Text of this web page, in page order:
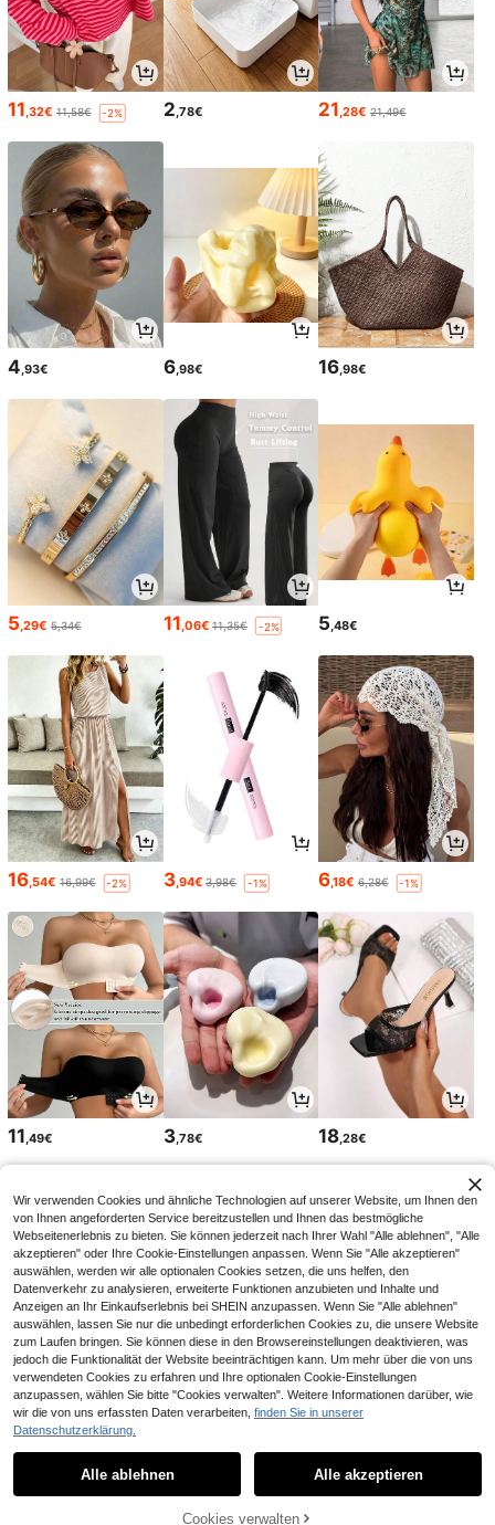
1
11,32€ 11,58€ -2% 2,78€ 21,28€ 21,49€
4 ,93€ 6,98€ 16 ,98€
5,29€ 5,34€ 11,06€ 11,35€ -2% 5,48€
16,54€ 16,99€ -2% 3,94€ 3,98€ -1% 6,18€ 6,28€ -1%
11,49€ 3,78€ 18,28€
14,99€ 5,03€ 4 ,00€4,05€ -1%
Wir verwenden Cookies und ähnliche Technologien auf unserer Website, um Ihnen den
von Ihnen angeforderten Service bereitzustellen und Ihnen das bestmögliche
Webseitenerlebnis zu bieten. Sie können jederzeit nach Ihrer Wahl "Alle ablehnen", "Alle
akzeptieren" oder Ihre Cookie-Einstellungen anpassen. Wenn Sie "Alle akzeptieren"
auswählen, werden wir alle optionalen Cookies setzen, die uns helfen, den
Datenverkehr zu analysieren, erweiterte Funktionen anzubieten und Inhalte und
Anzeigen an Ihr Einkaufserlebnis bei SHEIN anzupassen. Wenn Sie "Alle ablehnen"
auswählen, lassen Sie nur die unbedingt erforderlichen Cookies zu, die unsere Website
zum Laufen bringen. Sie können diese in den Browsereinstellungen deaktivieren, was
jedoch die Funktionalität der Website beeinträchtigen kann. Um mehr über die von uns
verwendeten Cookies zu erfahren und Ihre optionalen Cookie-Einstellungen
anzupassen, wählen Sie bitte "Cookies verwalten". Weitere Informationen darüber, wie
wir die von uns erfassten Daten verarbeiten, finden Sie in unserer
Datenschutzerklärung.
Alle ablehnen Alle akzeptieren
Cookies verwalten